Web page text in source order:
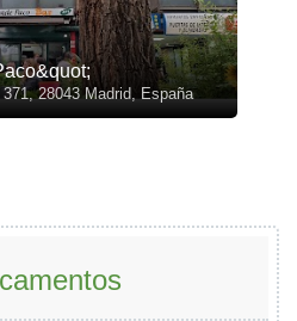
28043 Madrid, España